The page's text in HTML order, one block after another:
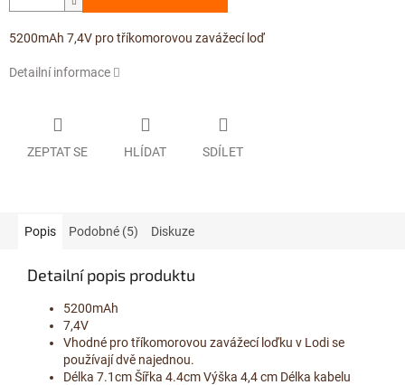
5200mAh 7,4V pro tříkomorovou zavážecí loď
Detailní informace
ZEPTAT SE HLÍDAT SDÍLET
Popis Podobné (5) Diskuze
Detailní popis produktu
5200mAh
7,4V
Vhodné pro tříkomorovou zavážecí loďku v Lodi se
používají dvě najednou.
Délka 7.1cm Šířka 4.4cm Výška 4,4 cm Délka kabelu